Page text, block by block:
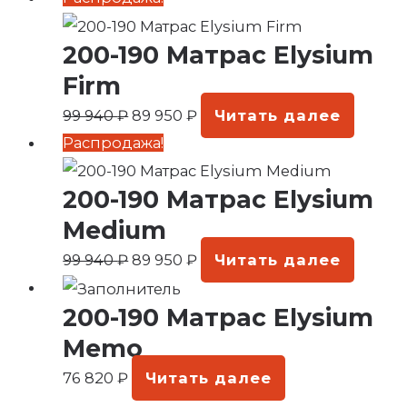
200-190 Матрас Elysium
Firm
99 940₽
цена
составляла
89 950₽
цена:
89
Читать далее
Распродажа!
200-190 Матрас Elysium
Medium
99 940₽
Первоначальная
цена
составляла
99
940 ₽.
89 950₽
Текущая
цена:
89
Читать далее
200-190 Матрас Elysium
Memo
76 820₽ Читать далее